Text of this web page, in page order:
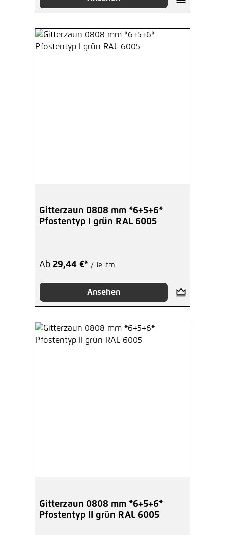
Gitterzaun 0808 mm *6+5+6*
Pfostentyp I grün RAL 6005
Ab 29,44 €* / Je lfm
Ansehen
Gitterzaun 0808 mm *6+5+6*
Pfostentyp II grün RAL 6005